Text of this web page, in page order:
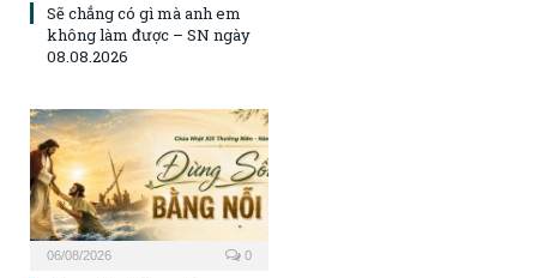
Sẽ chẳng có gì mà anh em
không làm được – SN ngày
08.08.2026
06/08/2026 0